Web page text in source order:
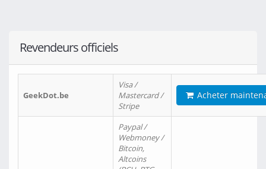
Revendeurs officiels
GeekDot.be
Visa /
Mastercard /
Stripe
Acheter
Paypal /
Webmoney /
Bitcoin,
Altcoins